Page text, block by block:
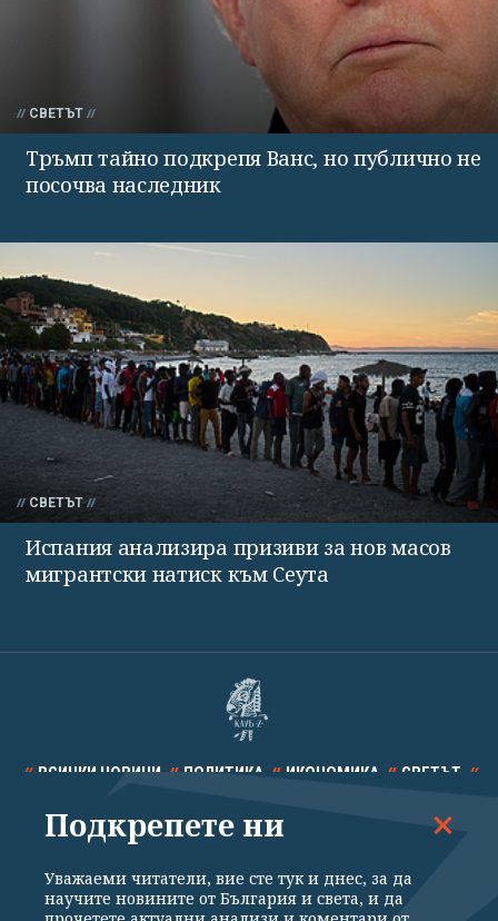
СВЕТЪТ
Тръмп тайно подкрепя Ванс, но публично не
посочва наследник
СВЕТЪТ
Испания анализира призиви за нов масов
мигрантски натиск към Сеута
ВСИЧКИ НОВИНИ ПОЛИТИКА ИКОНОМИКА СВЕТЪТ
СПОРТ КУЛТУРА ТЕХНОЛОГИИ КАЛЕЙДОСКОП
Подкрепете ни
Уважаеми читатели, вие сте тук и днес, за да
научите новините от България и света, и да